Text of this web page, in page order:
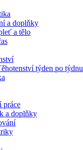
a doplňky
a tělo
týden po týdnu
práce
a doplňky